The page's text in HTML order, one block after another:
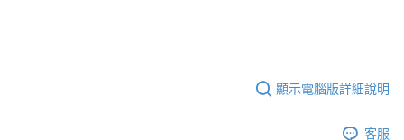
顯示電腦版詳細說明
客服